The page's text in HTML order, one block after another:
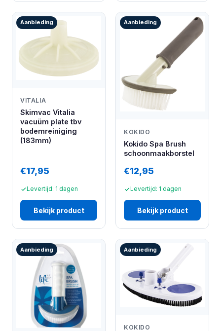
Aanbieding
VITALIA
Skimvac Vitalia
vacuüm plate tbv
bodemreiniging
(183mm)
€17,95
Levertijd: 1 dagen
Bekijk product
Aanbieding
KOKIDO
Kokido Spa Brush
schoonmaakborstel
€12,95
Levertijd: 1 dagen
Bekijk product
Aanbieding Aanbieding
KOKIDO